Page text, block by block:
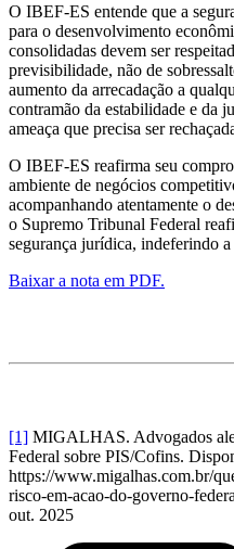
O IBEF-ES entende que a
para o desenvolvimento
consolidadas devem ser
previsibilidade, não de
aumento da arrecadação a
contramão da estabilidade e da
ameaça que precisa ser
O IBEF-ES reafirma seu
ambiente de negócios
acompanhando atentamente o
o Supremo Tribunal Federal
segurança jurídica, indeferindo
Baixar a nota em PDF.
[1] MIGALHAS. Advogados
Federal sobre PIS/Cofins.
https://www.migalhas.com.br/
risco-em-acao-do-governo-
out. 2025